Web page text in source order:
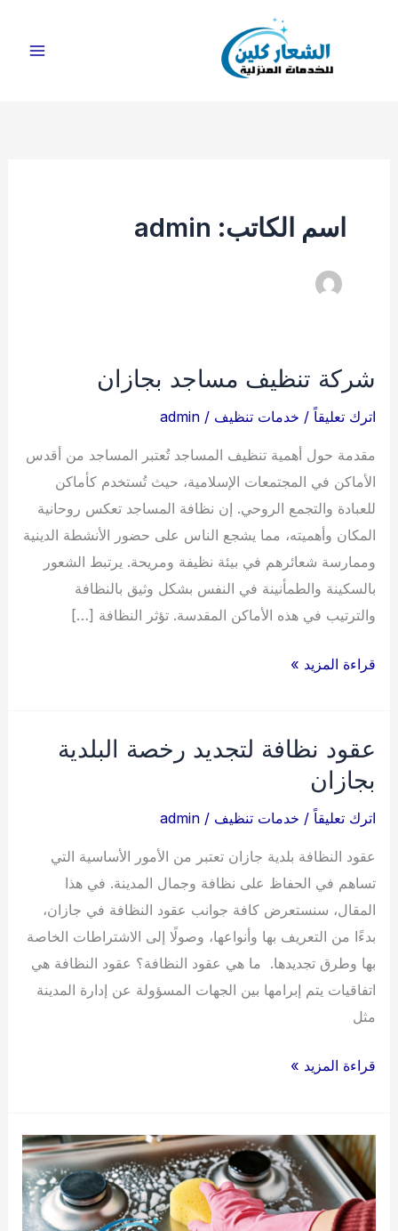
اسم الكاتب: admin
شركة تنظيف مساجد بجازان
اترك تعليقاً / خدمات تنظيف /
admin
مقدمة حول أهمية تنظيف المساجد تُعتبر المساجد من أقدس
الأماكن في المجتمعات الإسلامية، حيث تُستخدم كأماكن
للعبادة والتجمع الروحي. إن نظافة المساجد تعكس روحانية
المكان وأهميته، مما يشجع الناس على حضور الأنشطة الدينية
وممارسة شعائرهم في بيئة نظيفة ومريحة. يرتبط الشعور
بالسكينة والطمأنينة في النفس بشكل وثيق بالنظافة
والترتيب في هذه الأماكن المقدسة. تؤثر النظافة […]
شركة
بجازان
قراءة المزيد »
عقود نظافة لتجديد رخصة البلدية
بجازان
اترك تعليقاً / خدمات تنظيف /
admin
عقود النظافة بلدية جازان تعتبر من الأمور الأساسية التي
تساهم في الحفاظ على نظافة وجمال المدينة. في هذا
المقال، سنستعرض كافة جوانب عقود النظافة في جازان،
بدءًا من التعريف بها وأنواعها، وصولًا إلى الاشتراطات الخاصة
بها وطرق تجديدها. ما هي عقود النظافة؟ عقود النظافة هي
اتفاقيات يتم إبرامها بين الجهات المسؤولة عن إدارة المدينة
مثل
عقود
رخصة
البلدية
بجازان
قراءة المزيد »